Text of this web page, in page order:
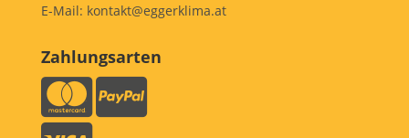
E-Mail: kontakt@eggerklima.at
Zahlungsarten